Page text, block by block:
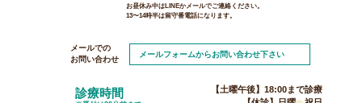
お昼休み中はLINEかメールでご連絡ください。
13〜14時半は留守番電話になります。
メールでの
お問い合わせ
メールフォームからお問い合わせ下さい
診療時間
【土曜午後】18:00まで診療